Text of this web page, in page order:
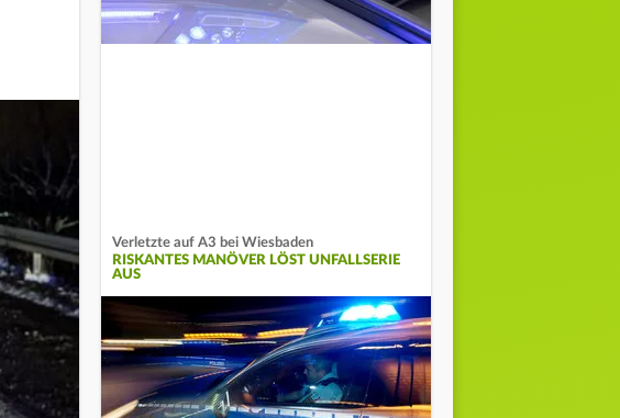
Verletzte auf A3 bei Wiesbaden
RISKANTES MANÖVER LÖST UNFALLSERIE
AUS